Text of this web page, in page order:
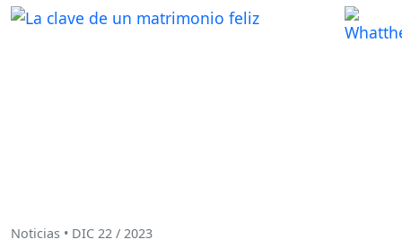
Noticias • DIC 22 / 2023